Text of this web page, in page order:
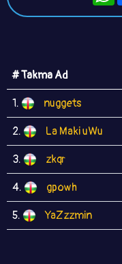
# Takma Ad
1. nuggets
2. La Maki uWu
3. zkqr
4. gpowh
5. YaZzzmin